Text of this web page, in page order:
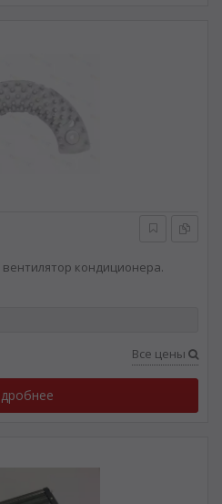
кондиционера.
Все цены